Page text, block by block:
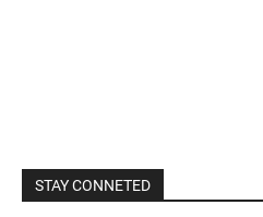
STAY CONNETED